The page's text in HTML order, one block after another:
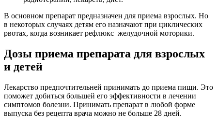
В основном препарат предназначен для приема взрослых. Но
в некоторых случаях детям его назначают при циклических
рвотах, когда возникает рефлюкс желудочной моторики.
Дозы приема препарата для взрослых
и детей
Лекарство предпочтительней принимать до приема пищи. Это
поможет добиться большей его эффективности в лечении
симптомов болезни. Принимать препарат в любой форме
выпуска без рецепта врача можно не больше 28 дней.